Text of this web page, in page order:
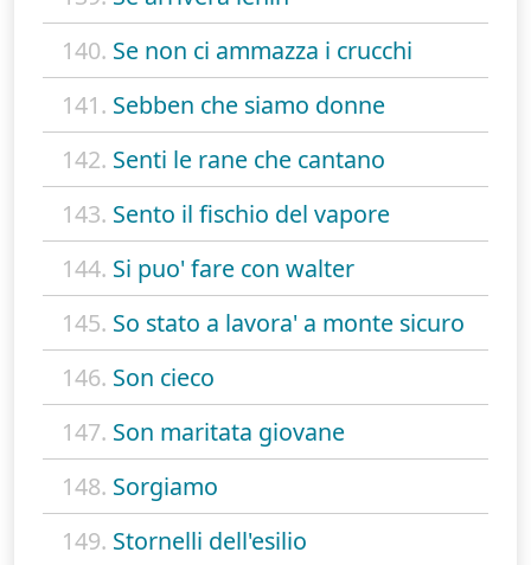
140. Se non ci ammazza i crucchi
141. Sebben che siamo donne
142. Senti le rane che cantano
143. Sento il fischio del vapore
144. Si puo' fare con walter
145. So stato a lavora' a monte sicuro
146. Son cieco
147. Son maritata giovane
148. Sorgiamo
149. Stornelli dell'esilio